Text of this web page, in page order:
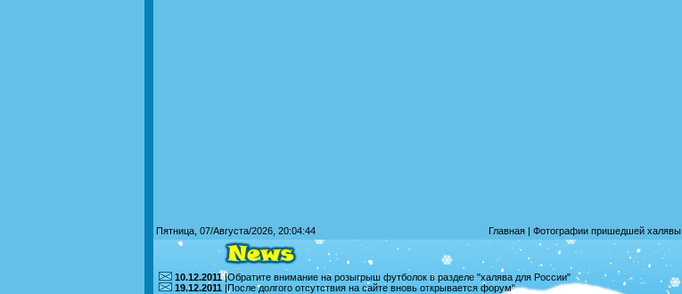
Пятница, 07/Августа/2026, 20:04:44 Главная | Фотографии пришедшей халявы
10.12.2011|Обратите внимание на розыгрыш футболок в разделе "халява для России"
19.12.2011 |После долгого отсутствия на сайте вновь открывается форум"